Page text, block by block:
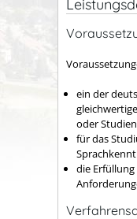
ein der
oder
für das
die